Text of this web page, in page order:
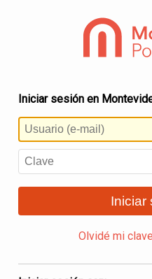
Iniciar sesión en
Iniciar
Olvidé mi clave